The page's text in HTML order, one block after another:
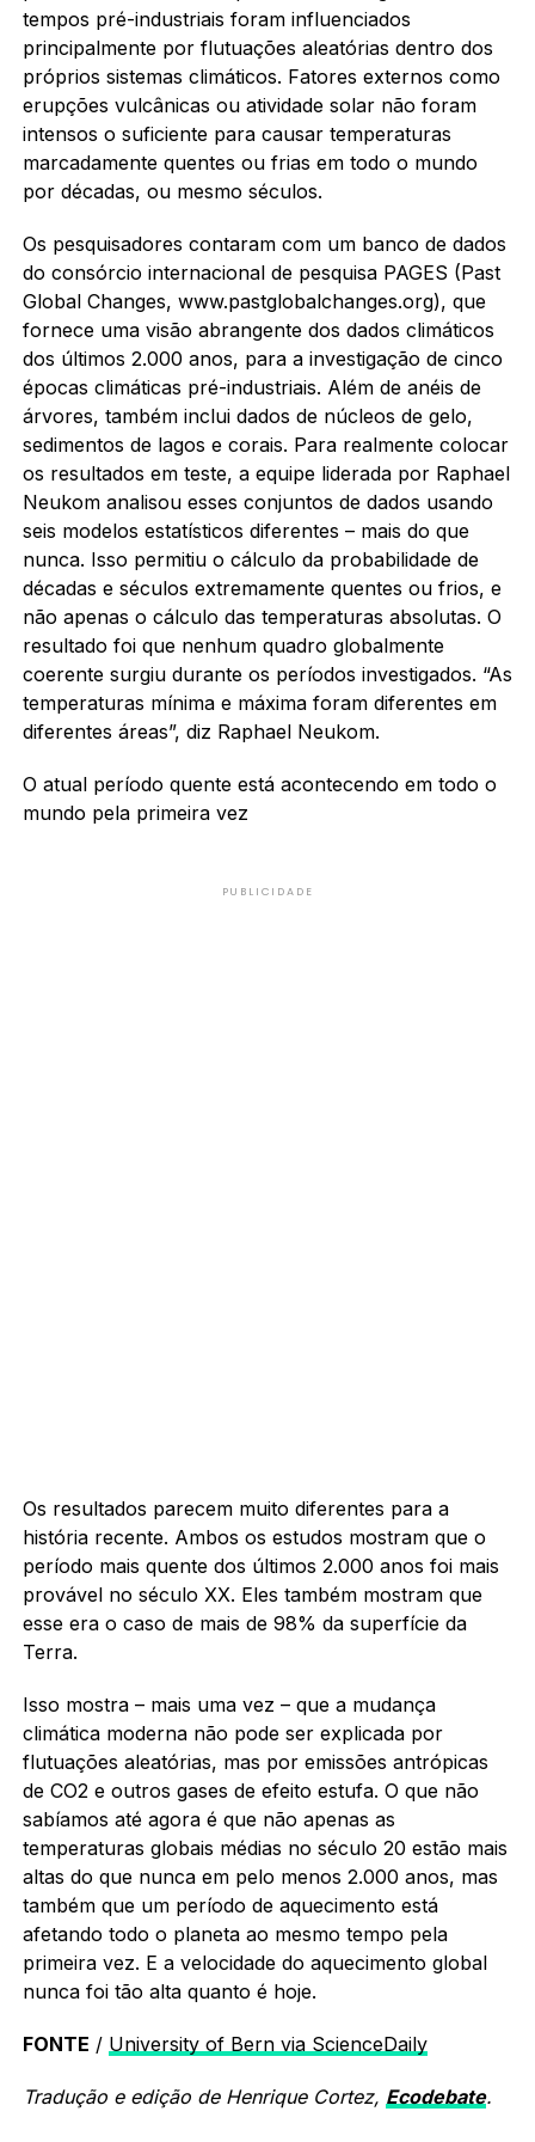
tempos pré-industriais foram influenciados
principalmente por flutuações aleatórias dentro dos
próprios sistemas climáticos. Fatores externos como
erupções vulcânicas ou atividade solar não foram
intensos o suficiente para causar temperaturas
marcadamente quentes ou frias em todo o mundo
por décadas, ou mesmo séculos.
Os pesquisadores contaram com um banco de dados
do consórcio internacional de pesquisa PAGES (Past
Global Changes, www.pastglobalchanges.org), que
fornece uma visão abrangente dos dados climáticos
dos últimos 2.000 anos, para a investigação de cinco
épocas climáticas pré-industriais. Além de anéis de
árvores, também inclui dados de núcleos de gelo,
sedimentos de lagos e corais. Para realmente colocar
os resultados em teste, a equipe liderada por Raphael
Neukom analisou esses conjuntos de dados usando
seis modelos estatísticos diferentes – mais do que
nunca. Isso permitiu o cálculo da probabilidade de
décadas e séculos extremamente quentes ou frios, e
não apenas o cálculo das temperaturas absolutas. O
resultado foi que nenhum quadro globalmente
coerente surgiu durante os períodos investigados. “As
temperaturas mínima e máxima foram diferentes em
diferentes áreas”, diz Raphael Neukom.
O atual período quente está acontecendo em todo o
mundo pela primeira vez
PUBLICIDADE
Os resultados parecem muito diferentes para a
história recente. Ambos os estudos mostram que o
período mais quente dos últimos 2.000 anos foi mais
provável no século XX. Eles também mostram que
esse era o caso de mais de 98% da superfície da
Terra.
Isso mostra – mais uma vez – que a mudança
climática moderna não pode ser explicada por
flutuações aleatórias, mas por emissões antrópicas
de CO2 e outros gases de efeito estufa. O que não
sabíamos até agora é que não apenas as
temperaturas globais médias no século 20 estão mais
altas do que nunca em pelo menos 2.000 anos, mas
também que um período de aquecimento está
afetando todo o planeta ao mesmo tempo pela
primeira vez. E a velocidade do aquecimento global
nunca foi tão alta quanto é hoje.
FONTE / University of Bern via ScienceDaily
Tradução e edição de Henrique Cortez, Ecodebate.